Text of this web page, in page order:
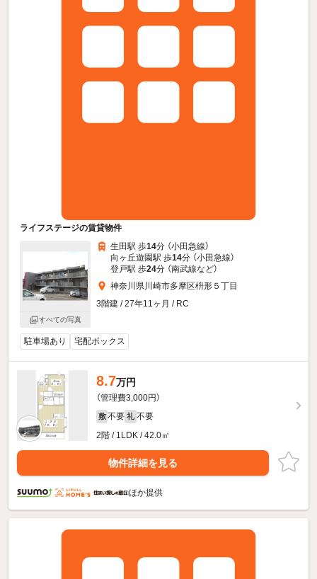
ライフステージの賃貸物件
すべての写真
生田駅 歩14分 （小田急線）
向ヶ丘遊園駅 歩14分 （小田急線）
登戸駅 歩24分 （南武線など）
神奈川県川崎市多摩区枡形５丁目
3階建 / 27年11ヶ月 / RC
駐車場あり 宅配ボックス
8.7万円
（管理費3,000円）
敷 不要 礼 不要
2階 / 1LDK / 42.0㎡
物件詳細を見る
ほか提供